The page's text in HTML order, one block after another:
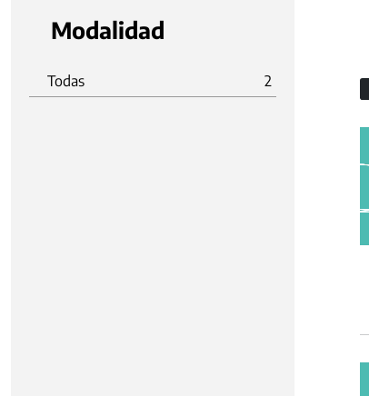
Modalidad
Todas 2